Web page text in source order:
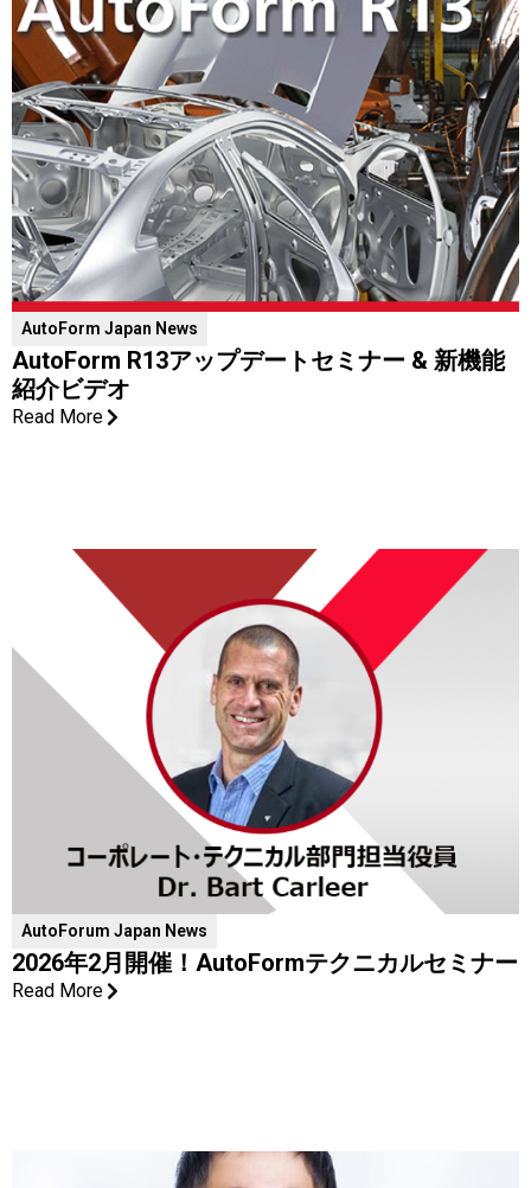
AutoForm ​Japan News
AutoForm R13アップデートセミナー & 新機能
紹介ビデオ
Read More
AutoForum Japan News
2026年2月開催！AutoFormテクニカルセミナー
Read More